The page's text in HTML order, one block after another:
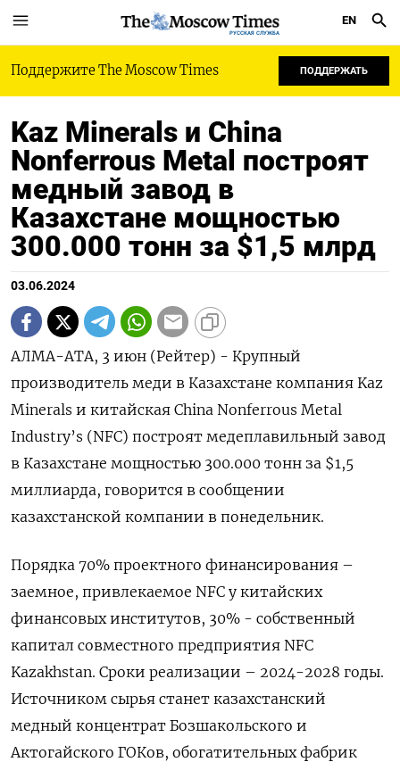
РУССКАЯ СЛУЖБА
EN
Поддержите The Moscow Times ПОДДЕРЖАТЬ
Kaz Minerals и China
Nonferrous Metal построят
медный завод в
Казахстане мощностью
300.000 тонн за $1,5 млрд
03.06.2024
АЛМА-АТА, 3 июн (Рейтер) - Крупный
производитель меди в Казахстане компания Kaz
Minerals и китайская China Nonferrous Metal
Industry’s (NFC) построят медеплавильный завод
в Казахстане мощностью 300.000 тонн за $1,5
миллиарда, говорится в сообщении
казахстанской компании в понедельник.
Порядка 70% проектного финансирования –
заемное, привлекаемое NFC у китайских
финансовых институтов, 30% - собственный
капитал совместного предприятия NFC
Kazakhstan. Сроки реализации – 2024-2028 годы.
Источником сырья станет казахстанский
медный концентрат Бозшакольского и
Актогайского ГОКов, обогатительных фабрик